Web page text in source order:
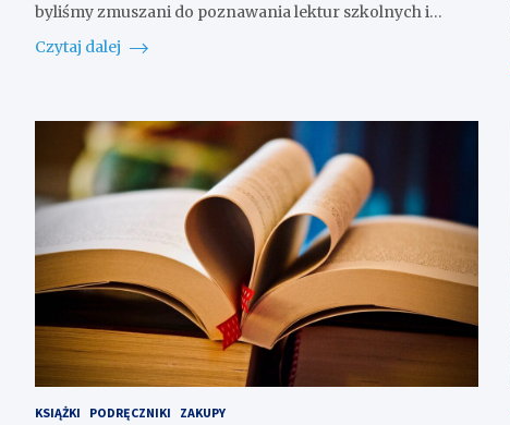
byliśmy zmuszani do poznawania lektur szkolnych i…
Czytaj dalej
KSIĄŻKI PODRĘCZNIKI ZAKUPY